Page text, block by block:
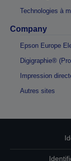
Technologies à
Company
Epson Europe
Digigraphie®
Impression
Autres sites